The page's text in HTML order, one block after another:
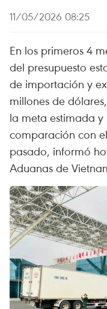
11/05/2026 08:25
En los primeros 4
del presupuesto
de importación y
millones de
la meta estimada
comparación con
pasado, informó
Aduanas de